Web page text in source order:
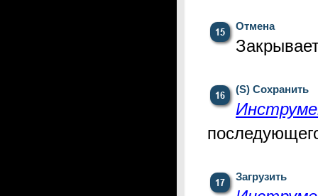
Отмена
(S) Сохранить
Загрузить